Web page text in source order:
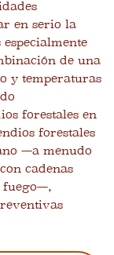
en serio la
de una
y temperaturas
forestales en
forestales
—a menudo
cadenas
fuego—,